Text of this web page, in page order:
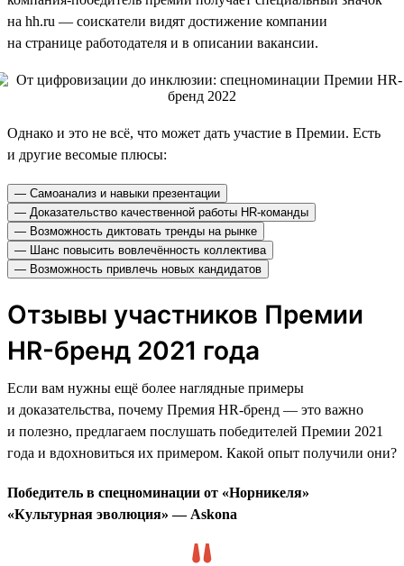
на hh.ru — соискатели видят достижение компании
на странице работодателя и в описании вакансии.
Однако и это не всё, что может дать участие в Премии. Есть
и другие весомые плюсы:
— Самоанализ и навыки презентации
— Доказательство качественной работы HR-команды
— Возможность диктовать тренды на рынке
— Шанс повысить вовлечённость коллектива
— Возможность привлечь новых кандидатов
Отзывы участников Премии
HR-бренд 2021 года
Если вам нужны ещё более наглядные примеры
и доказательства, почему Премия HR-бренд — это важно
и полезно, предлагаем послушать победителей Премии 2021
года и вдохновиться их примером. Какой опыт получили они?
Победитель в спецноминации от «Норникеля»
«Культурная эволюция» — Askona